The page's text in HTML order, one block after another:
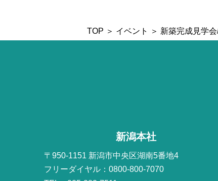
TOP ＞ イベント ＞ 新築完成見学
新潟本社
〒950-1151 新潟市中央区湖南5番地4
フリーダイヤル：0800-800-7070